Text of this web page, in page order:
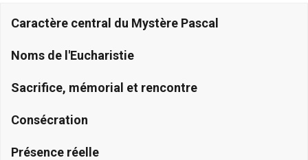
Caractère central du Mystère Pascal
Noms de l'Eucharistie
Sacrifice, mémorial et rencontre
Consécration
Présence réelle